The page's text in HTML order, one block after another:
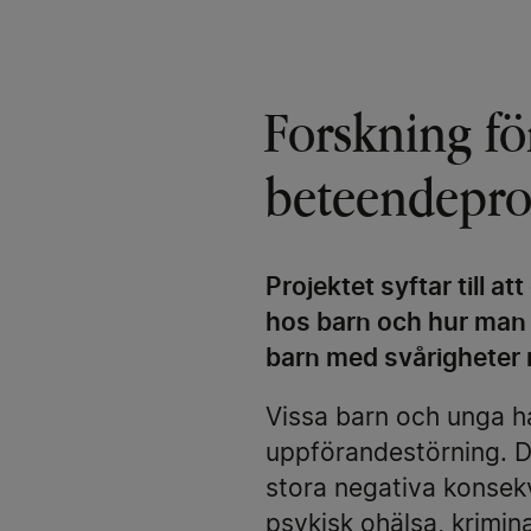
Forskning
Projektet syftar till att
hos barn och hur
barn med svårigheter
Vissa barn och unga
uppförandestörning.
stora negativa
psykisk ohälsa,